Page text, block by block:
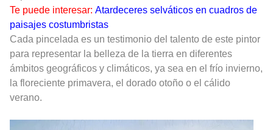
Te puede interesar: Atardeceres selváticos en cuadros de
paisajes costumbristas
Cada pincelada es un testimonio del talento de este pintor
para representar la belleza de la tierra en diferentes
ámbitos geográficos y climáticos, ya sea en el frío invierno,
la floreciente primavera, el dorado otoño o el cálido
verano.